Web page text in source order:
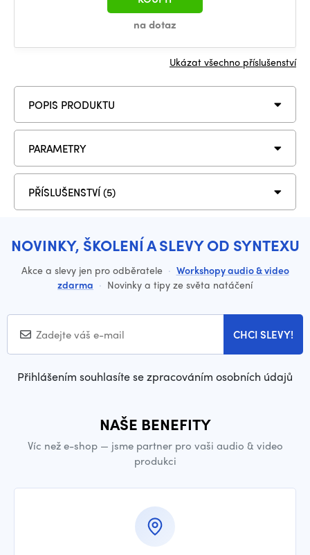
na dotaz
Ukázat všechno příslušenství
POPIS PRODUKTU
PARAMETRY
PŘÍSLUŠENSTVÍ (5)
NOVINKY, ŠKOLENÍ A SLEVY OD SYNTEXU
Akce a slevy jen pro odběratele · Workshopy audio & video
zdarma · Novinky a tipy ze světa natáčení
CHCI SLEVY!
Přihlášením souhlasíte se zpracováním osobních údajů
NAŠE BENEFITY
Víc než e-shop — jsme partner pro vaši audio & video
produkci